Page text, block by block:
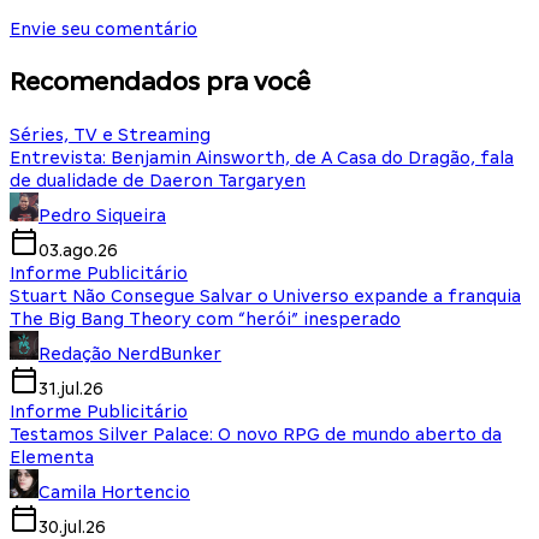
Envie seu comentário
Recomendados pra você
Séries, TV e Streaming
Entrevista: Benjamin Ainsworth, de A Casa do Dragão, fala
de dualidade de Daeron Targaryen
Pedro Siqueira
03.ago.26
Informe Publicitário
Stuart Não Consegue Salvar o Universo expande a franquia
The Big Bang Theory com “herói” inesperado
Redação NerdBunker
31.jul.26
Informe Publicitário
Testamos Silver Palace: O novo RPG de mundo aberto da
Elementa
Camila Hortencio
30.jul.26